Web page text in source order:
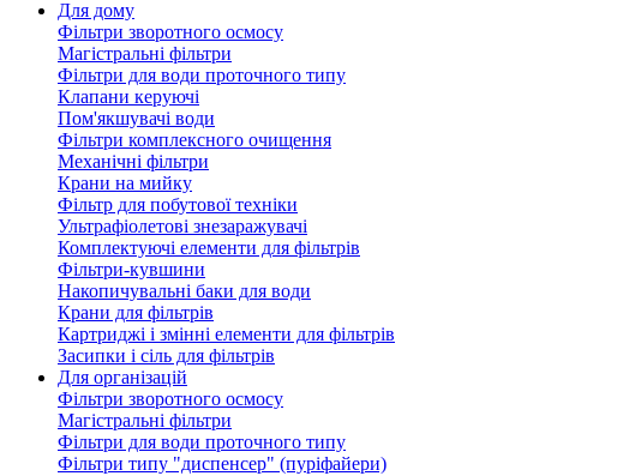
Для дому
Фільтри зворотного осмосу
Магістральні фільтри
Фільтри для води проточного типу
Клапани керуючі
Пом'якшувачі води
Фільтри комплексного очищення
Механічні фільтри
Крани на мийку
Фільтр для побутової техніки
Ультрафіолетові знезаражувачі
Комплектуючі елементи для фільтрів
Фільтри-кувшини
Накопичувальні баки для води
Крани для фільтрів
Картриджі і змінні елементи для фільтрів
Засипки і сіль для фільтрів
Для організацій
Фільтри зворотного осмосу
Магістральні фільтри
Фільтри для води проточного типу
Фільтри типу "диспенсер" (пуріфайери)